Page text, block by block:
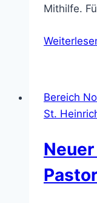
Mithilfe.
Bereich
St.